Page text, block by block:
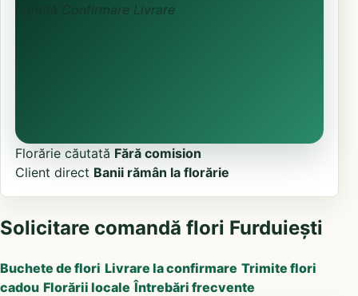
Confirmare Livrare
Florărie căutată Fără comision
Client direct Banii rămân la florărie
Solicitare comandă flori Furduiești
Buchete de flori Livrare la confirmare Trimite flori
cadou Florării locale Întrebări frecvente